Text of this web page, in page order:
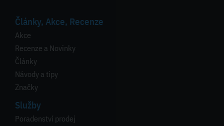
Články, Akce, Recenze
Akce
Recenze a Novinky
Články
Návody a tipy
Značky
Služby
Poradenství prodej